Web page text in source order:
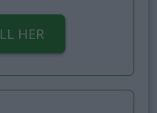
HER